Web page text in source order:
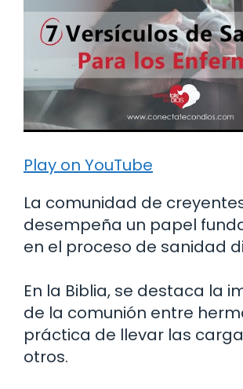
Play on YouTube
La comunidad de
desempeña un papel
en el proceso de sanidad
En la Biblia, se destaca la
de la comunión entre
práctica de llevar las
otros.